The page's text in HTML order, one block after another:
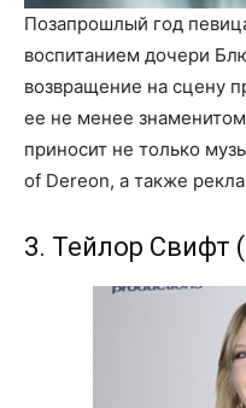
Позапрошлый год
воспитанием дочери
возвращение на сцену
ее не менее
приносит не только
of Dereon, а также
3. Тейлор Свифт